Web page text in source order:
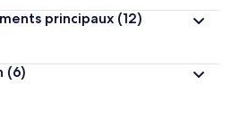
principaux (12)
(6)